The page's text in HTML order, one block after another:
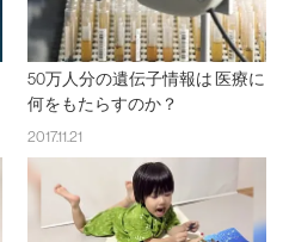
50万人分の遺伝子情報は 医療に
何をもたらすのか？
2017.11.21